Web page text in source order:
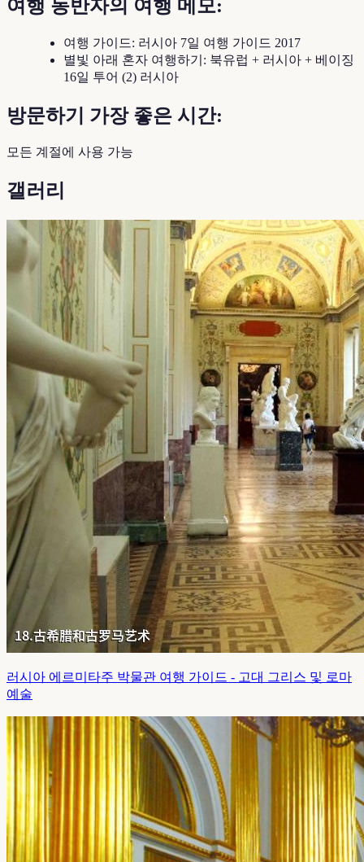
여행 동반자의 여행 메모:
여행 가이드: 러시아 7일 여행 가이드 2017
별빛 아래 혼자 여행하기: 북유럽 + 러시아 + 베이징
16일 투어 (2) 러시아
방문하기 가장 좋은 시간:
모든 계절에 사용 가능
갤러리
러시아 에르미타주 박물관 여행 가이드 - 고대 그리스 및 로마
예술